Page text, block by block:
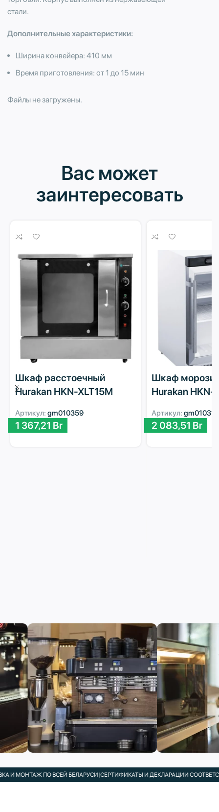
стали.
Дополнительные характеристики:
Ширина конвейера: 410 мм
Время приготовления: от 1 до 15 мин
Файлы не загружены.
Вас может
заинтересовать
Шкаф расстоечный
Hurakan HKN-XLT15M
Артикул: gm010359
1 367,21 Br
Шкаф
Hurakan HKN-
Артикул: gm010315
2 083,51 Br
МОНТАЖ ПО ВСЕЙ БЕЛАРУСИ|СЕРТИФИКАТЫ И ДЕКЛАРАЦИИ